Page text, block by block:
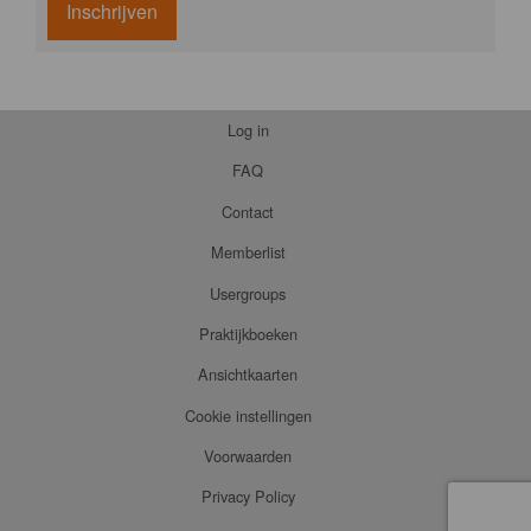
Inschrijven
Log in
FAQ
Contact
Memberlist
Usergroups
Praktijkboeken
Ansichtkaarten
Cookie instellingen
Voorwaarden
Privacy Policy